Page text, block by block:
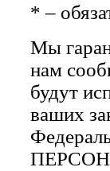
* –
Мы
нам
будут
ваших